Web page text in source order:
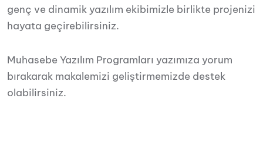
genç ve dinamik yazılım ekibimizle birlikte projenizi
hayata geçirebilirsiniz.
Muhasebe Yazılım Programları yazımıza yorum
bırakarak makalemizi geliştirmemizde destek
olabilirsiniz.